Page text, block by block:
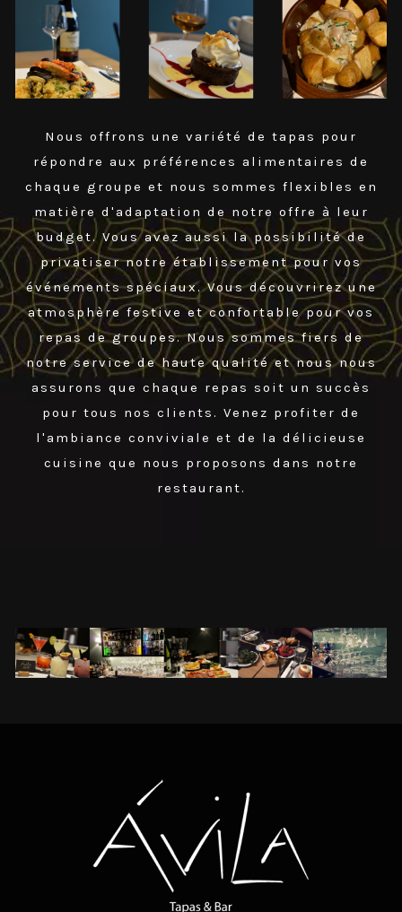
Nous offrons une variété de tapas pour
répondre aux préférences alimentaires de
chaque groupe et nous sommes flexibles en
matière d'adaptation de notre offre à leur
budget. Vous avez aussi lapossibilitéde
privatiser notre établissement pour vos
événements spéciaux. Vous découvrirez une
atmosphère festive et confortable pour vos
repas de groupes. Nous sommes fiers de
notre service de haute qualité et nous nous
assurons que chaque repas soit un succès
pour tous nos clients. Venez profiter de
l'ambiance conviviale et de la délicieuse
cuisine que nous proposons dans notre
restaurant.